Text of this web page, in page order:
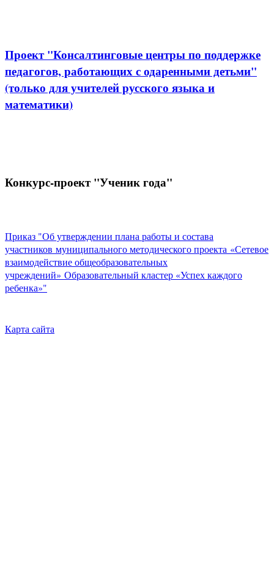
Проект "Консалтинговые центры по поддержке
педагогов, работающих с одаренными детьми"
(только для учителей русского языка и
математики)
Конкурс-проект "Ученик года"
Приказ "Об утверждении плана работы и состава
участников муниципального методического проекта «Сетевое
взаимодействие общеобразовательных
учреждений» Образовательный кластер «Успех каждого
ребенка»"
Карта сайта